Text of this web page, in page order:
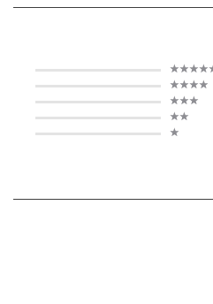
با تکمیل ماموریت‌ها جوایز ارزشمند دریافت